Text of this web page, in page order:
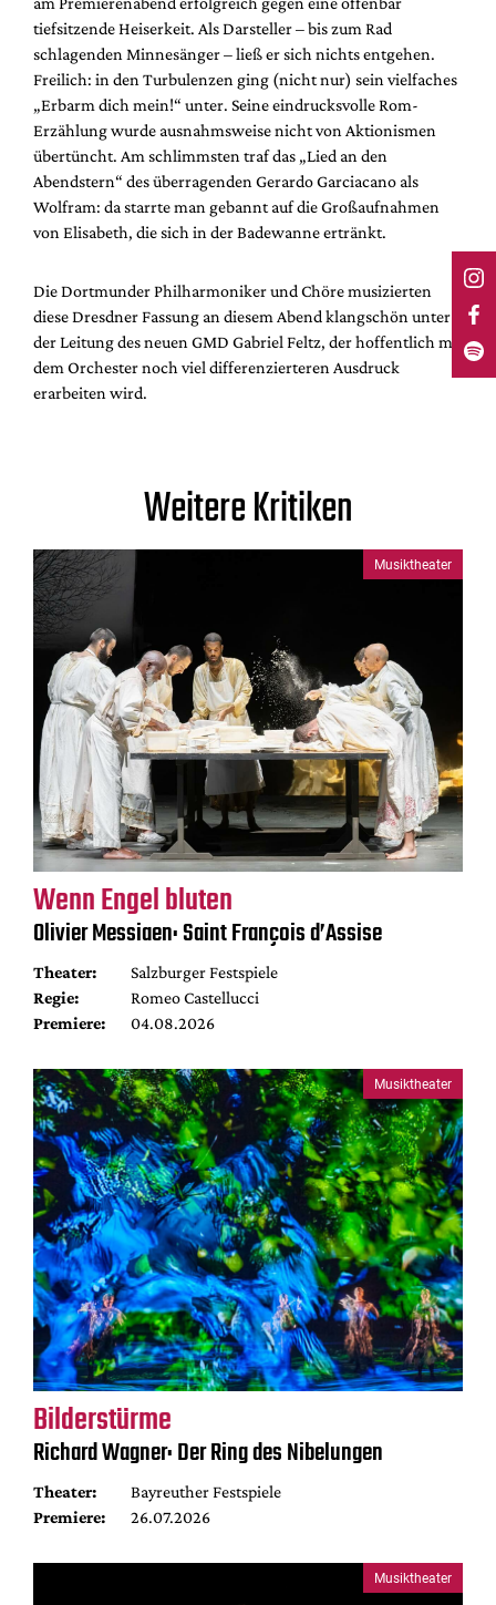
tiefsitzende Heiserkeit. Als Darsteller – bis zum Rad
schlagenden Minnesänger – ließ er sich nichts entgehen.
Freilich: in den Turbulenzen ging (nicht nur) sein vielfaches
„Erbarm dich mein!“ unter. Seine eindrucksvolle Rom-
Erzählung wurde ausnahmsweise nicht von Aktionismen
übertüncht. Am schlimmsten traf das „Lied an den
Abendstern“ des überragenden Gerardo Garciacano als
Wolfram: da starrte man gebannt auf die Großaufnahmen
von Elisabeth, die sich in der Badewanne ertränkt.
Die Dortmunder Philharmoniker und Chöre musizierten
diese Dresdner Fassung an diesem Abend klangschön unter
der Leitung des neuen GMD Gabriel Feltz, der hoffentlich mit
dem Orchester noch viel differenzierteren Ausdruck
erarbeiten wird.
Weitere Kritiken
Musiktheater
Wenn Engel bluten
Olivier Messiaen: Saint François d’Assise
Theater:
Salzburger Festspiele
Regie:
Romeo Castellucci
Premiere:
04.08.2026
Musiktheater
Bilderstürme
Richard Wagner: Der Ring des Nibelungen
Theater:
Bayreuther Festspiele
Premiere:
26.07.2026
Musiktheater